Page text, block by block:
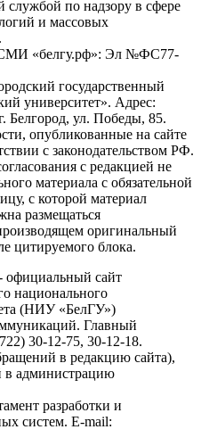
службой по надзору в сфере
и массовых
СМИ «белгу.рф»: Эл №ФС77-
государственный
университет». Адрес:
Белгород, ул. Победы, 85.
опубликованные на сайте
с законодательством РФ.
с редакцией не
материала с обязательной
с которой материал
размещаться
оригинальный
цитируемого блока.
официальный сайт
национального
(НИУ «БелГУ»)
Главный
30-12-75, 30-12-18.
в редакцию сайта),
в администрацию
разработки и
систем. E-mail: